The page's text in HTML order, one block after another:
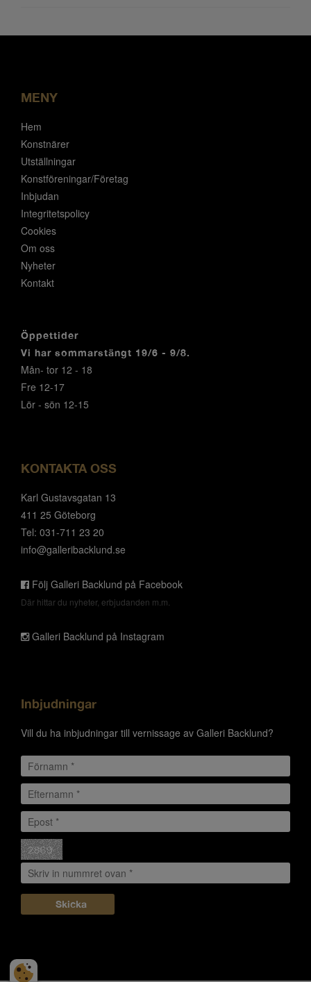
MENY
Hem
Konstnärer
Utställningar
Konstföreningar/Företag
Inbjudan
Integritetspolicy
Cookies
Om oss
Nyheter
Kontakt
Öppettider
Vi har sommarstängt 19/6 - 9/8.
Mån- tor 12 - 18
Fre 12-17
Lör - sön 12-15
KONTAKTA OSS
Karl Gustavsgatan 13
411 25 Göteborg
Tel: 031-711 23 20
info@galleribacklund.se
Följ Galleri Backlund på Facebook
Där hittar du nyheter, erbjudanden m.m.
Galleri Backlund på Instagram
Inbjudningar
Vill du ha inbjudningar till vernissage av Galleri Backlund?